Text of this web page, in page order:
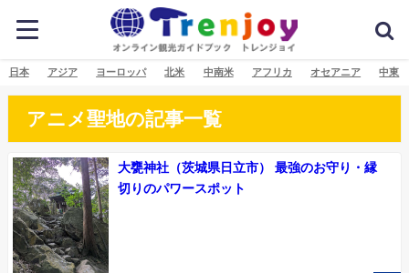
日本 アジア ヨーロッパ 北米 中南米 アフリカ オセアニア 中東
アニメ聖地の記事一覧
大甕神社（茨城県日立市） 最強のお守り・縁
切りのパワースポット